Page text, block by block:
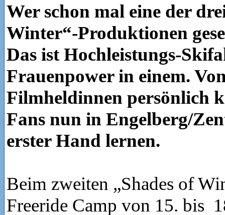
Wer schon mal eine der
Winter“-Produktionen
Das ist Hochleistungs-
Frauenpower in einem.
Filmheldinnen persönlich
Fans nun in Engelberg/
erster Hand lernen.
Beim zweiten „Shades of
Freeride Camp von 15. bis